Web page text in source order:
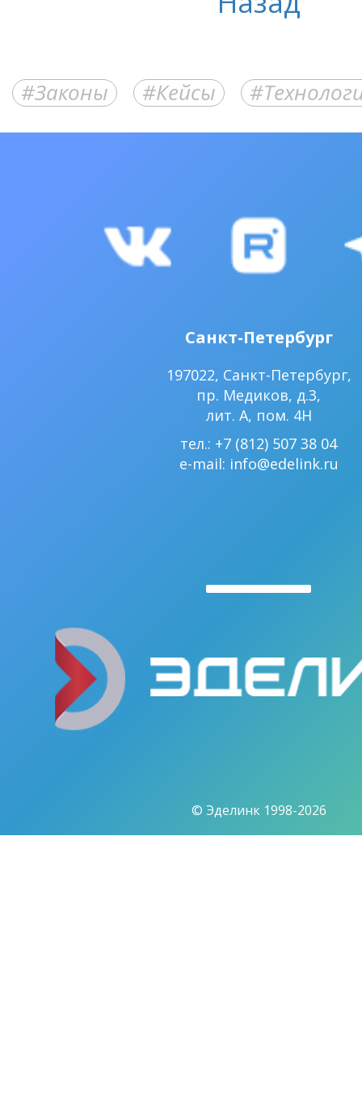
Законы Кейсы
Санкт-Петербург
197022, Санкт-Петербург,
пр. Медиков, д.3,
лит. А, пом. 4Н
тел.: +7 (812) 507 38 04
e-mail: info@edelink.ru
© Эделинк 1998-2026